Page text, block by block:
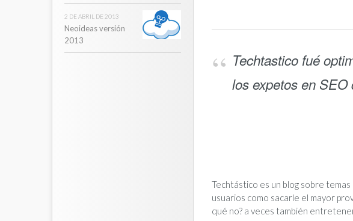
Techtastico fué
los expetos en SEO
Techtástico es un blog sobre
usuarios como sacarle el mayor
qué no? a veces también
2 DE ABRIL DE 2013
Neoideas versión
2013